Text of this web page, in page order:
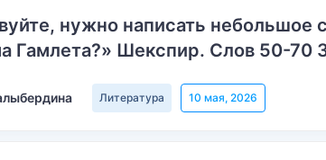
нужно написать небольшое
Гамлета?» Шекспир. Слов 50-70
Литература 10 мая, 2026